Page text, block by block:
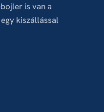
is van a
kiszállással